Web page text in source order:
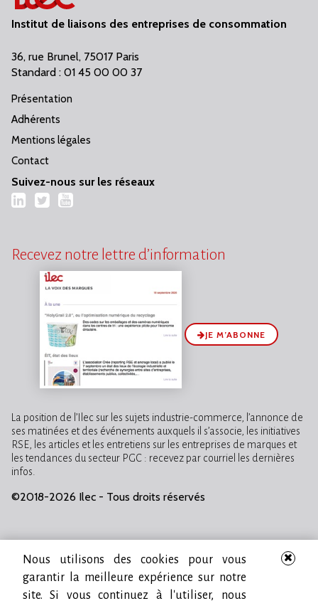
Institut de liaisons des entreprises de consommation
36, rue Brunel, 75017 Paris
Standard : 01 45 00 00 37
Présentation
Adhérents
Mentions légales
Contact
Suivez-nous sur les réseaux
LinkedIn
TwitterYouTube
Recevez notre lettre d’information
JE M’ABONNE
La position de l’Ilec sur les sujets industrie-commerce, l’annonce de
ses matinées et des événements auxquels il s’associe, les initiatives
RSE, les articles et les entretiens sur les entreprises de marques et
les tendances du secteur PGC : recevez par courriel les dernières
infos.
©2018-2026 Ilec - Tous droits réservés
Nous utilisons des cookies pour vous
garantir la meilleure expérience sur notre
site. Si vous continuez à l'utiliser, nous